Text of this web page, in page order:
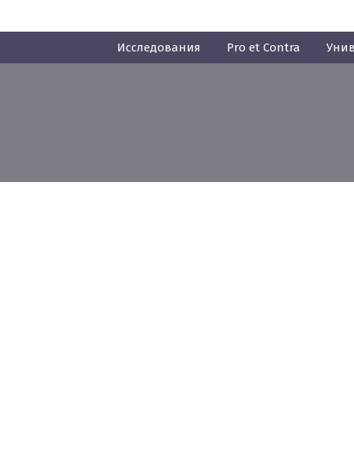
Исследования Pro et Contra